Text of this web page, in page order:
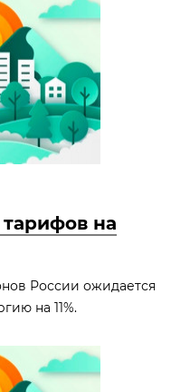
на
России ожидается
на 11%.